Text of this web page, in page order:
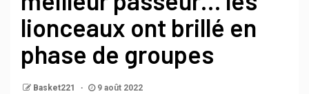
lionceaux ont brillé en
phase de groupes
Basket221 9 août 2022